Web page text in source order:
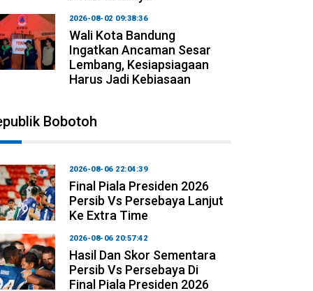
2026-08-02 09:38:36
Wali Kota Bandung
Ingatkan Ancaman Sesar
Lembang, Kesiapsiagaan
Harus Jadi Kebiasaan
Bobotoh
2026-08-06 22:04:39
Final Piala Presiden 2026
Persib Vs Persebaya Lanjut
Ke Extra Time
2026-08-06 20:57:42
Hasil Dan Skor Sementara
Persib Vs Persebaya Di
Final Piala Presiden 2026